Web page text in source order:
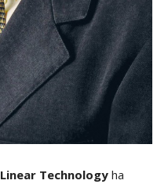
Linear Technology ha